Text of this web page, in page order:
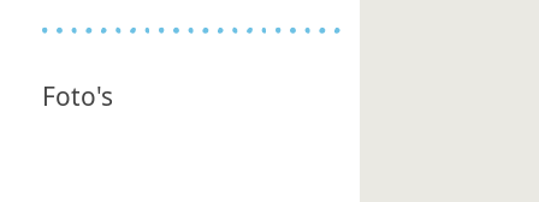
Foto's